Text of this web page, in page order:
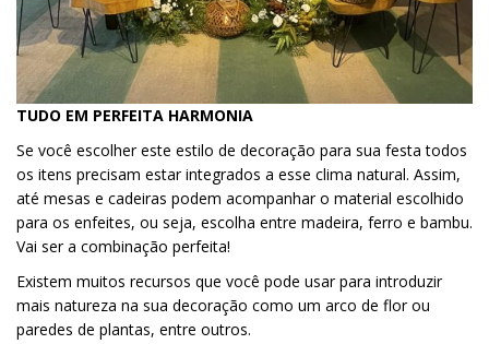
TUDO EM PERFEITA HARMONIA
Se você escolher este estilo de decoração para sua festa todos
os itens precisam estar integrados a esse clima natural. Assim,
até mesas e cadeiras podem acompanhar o material escolhido
para os enfeites, ou seja, escolha entre madeira, ferro e bambu.
Vai ser a combinação perfeita!
Existem muitos recursos que você pode usar para introduzir
mais natureza na sua decoração como um arco de flor ou
paredes de plantas, entre outros.